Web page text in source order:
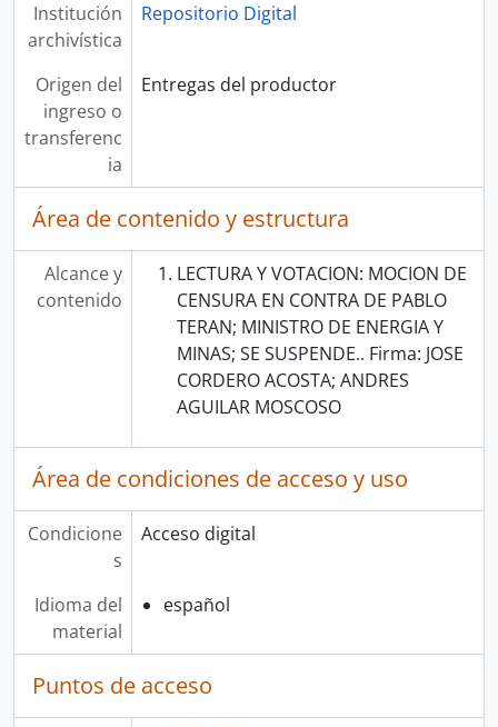
Institución
archivística
Repositorio Digital
Origen del
ingreso o
transferenc
ia
Entregas del productor
Área de contenido y estructura
Alcance y
contenido
LECTURA Y VOTACION: MOCION DE
CENSURA EN CONTRA DE PABLO
TERAN; MINISTRO DE ENERGIA Y
MINAS; SE SUSPENDE.. Firma: JOSE
CORDERO ACOSTA; ANDRES
AGUILAR MOSCOSO
Área de condiciones de acceso y uso
Condicione
s
Acceso digital
Idioma del
material
español
Puntos de acceso